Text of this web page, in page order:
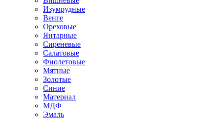
Изумрудные
Венге
Ореховые
Янтарные
Сиреневые
Салатовые
Фиолетовые
Мятные
Золотые
Синие
Материал
МДФ
Эмаль